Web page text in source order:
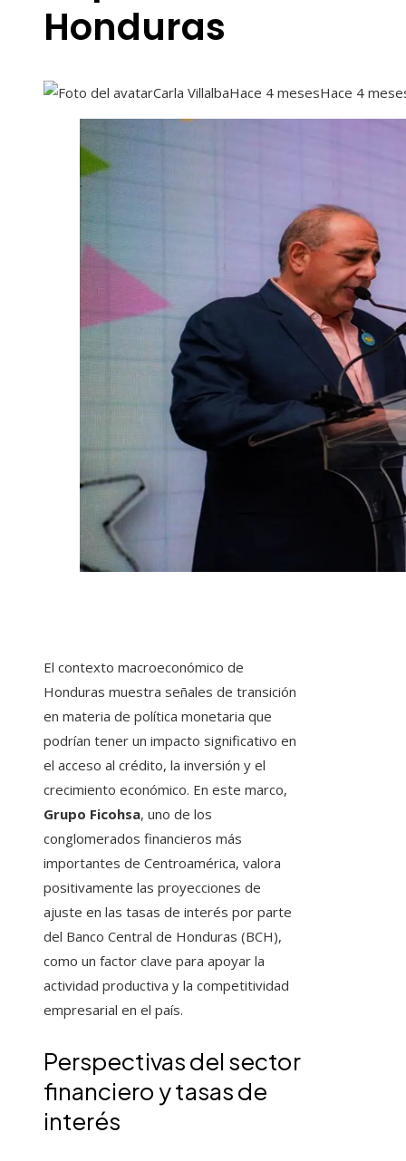
Honduras
Carla VillalbaHace 4 mesesHace 4
El contexto macroeconómico de
Honduras muestra señales de transición
en materia de política monetaria que
podrían tener un impacto significativo en
el acceso al crédito, la inversión y el
crecimiento económico. En este marco,
Grupo Ficohsa, uno de los
conglomerados financieros más
importantes de Centroamérica, valora
positivamente las proyecciones de
ajuste en las tasas de interés por parte
del Banco Central de Honduras (BCH),
como un factor clave para apoyar la
actividad productiva y la competitividad
empresarial en el país.
Perspectivas del sector
financiero y tasas de
interés